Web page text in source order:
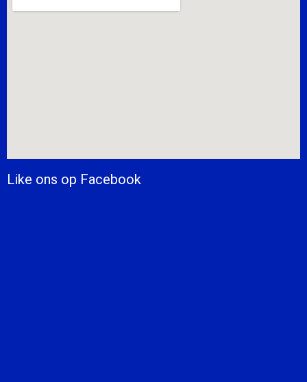
Like ons op Facebook